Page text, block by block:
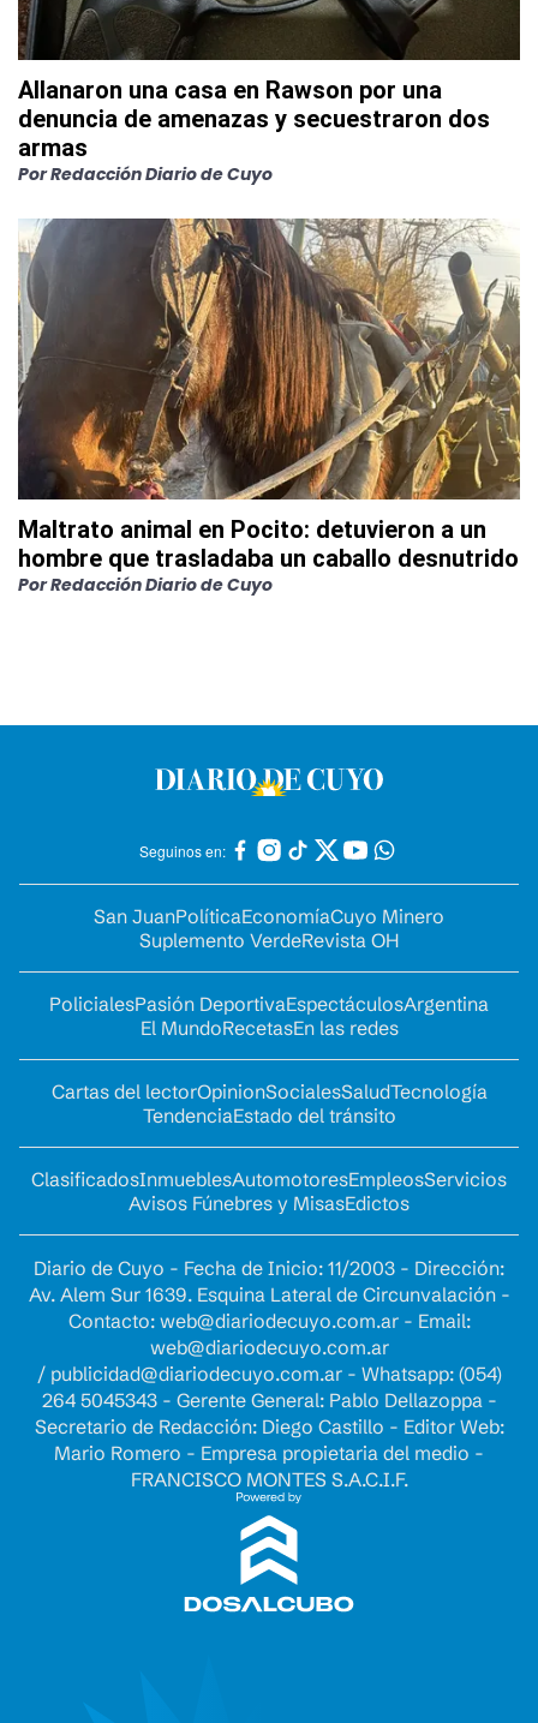
Allanaron una casa en Rawson por una
denuncia de amenazas y secuestraron dos
armas
PorRedacción Diario de Cuyo
Maltrato animal en Pocito: detuvieron a un
hombre que trasladaba un caballo desnutrido
PorRedacción Diario de Cuyo
Seguinos en:
San JuanPolíticaEconomíaCuyo Minero
Suplemento VerdeRevista OH
PolicialesPasión DeportivaEspectáculosArgentina
El MundoRecetasEn las redes
Cartas del lectorOpinionSocialesSaludTecnología
TendenciaEstado del tránsito
ClasificadosInmueblesAutomotoresEmpleosServicios
Avisos Fúnebres y MisasEdictos
Diario de Cuyo - Fecha de Inicio: 11/2003 - Dirección:
Av. Alem Sur 1639. Esquina Lateral de Circunvalación -
Contacto: web@diariodecuyo.com.ar- Email:
web@diariodecuyo.com.ar
/ publicidad@diariodecuyo.com.ar- Whatsapp: (054)
264 5045343 - Gerente General: Pablo Dellazoppa -
Secretario de Redacción: Diego Castillo - Editor Web:
Mario Romero - Empresa propietaria del medio -
FRANCISCO MONTES S.A.C.I.F.